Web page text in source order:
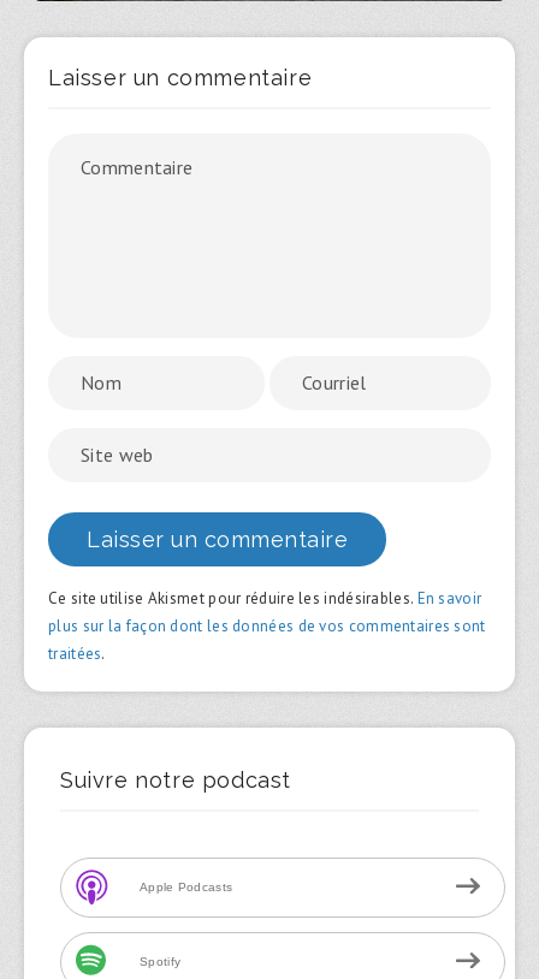
Laisser un commentaire
Ce site utilise Akismet pour réduire les indésirables. En savoir
plus sur la façon dont les données de vos commentaires sont
traitées.
Suivre notre podcast
Apple Podcasts
Spotify